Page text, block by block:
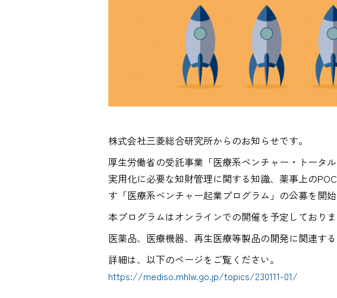
株式会社三菱総合研究所からのお知らせです。
厚生労働省の受託事業「医療系ベンチャー・トータ
実用化に必要な知財管理に関する知識、薬事上の
す「医療系ベンチャー起業プログラム」の公募を開始
本プログラムはオンラインでの開催を予定しておりま
医薬品、医療機器、再生医療等製品の開発に関連す
詳細は、以下のページをご覧ください。
https://mediso.mhlw.go.jp/topics/230111-01/